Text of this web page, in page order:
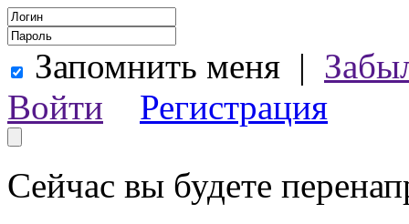
Запомнить меня |
Войти
Регистрация
Сейчас вы будете